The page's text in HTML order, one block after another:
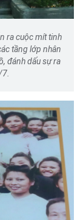
ra cuộc mít tinh
tầng lớp nhân
đánh dấu sự ra
7.